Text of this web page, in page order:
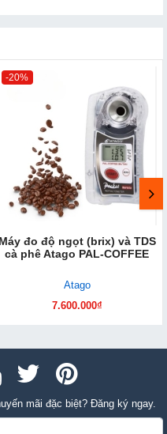
-20%
Máy đo độ ngọt (brix) và TDS
cà phê Atago PAL-COFFEE
Atago
7.600.000₫
mãi đặc biệt? Đăng ký ngay.